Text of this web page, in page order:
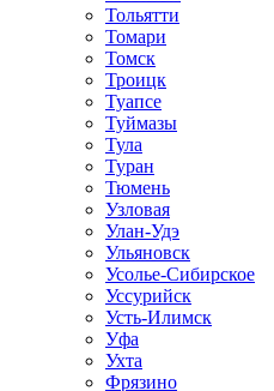
Тольятти
Томари
Томск
Троицк
Туапсе
Туймазы
Тула
Туран
Тюмень
Узловая
Улан-Удэ
Ульяновск
Усолье-Сибирское
Уссурийск
Усть-Илимск
Уфа
Ухта
Фрязино